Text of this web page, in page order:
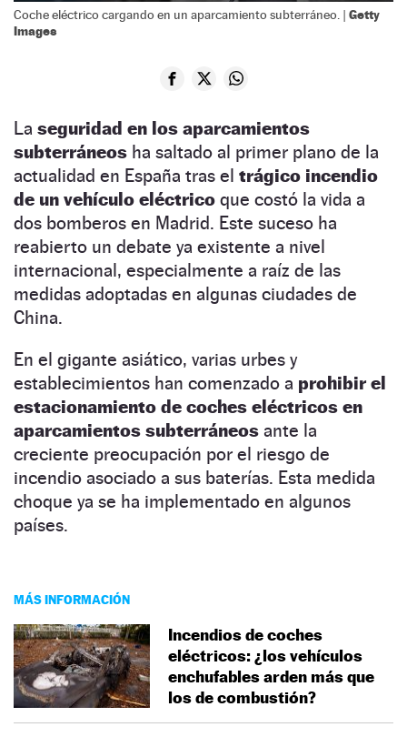
Coche eléctrico cargando en un aparcamiento subterráneo. | Getty
Images
La seguridad en los aparcamientos
subterráneos ha saltado al primer plano de la
actualidad en España tras el trágico incendio
de un vehículo eléctrico que costó la vida a
dos bomberos en Madrid. Este suceso ha
reabierto un debate ya existente a nivel
internacional, especialmente a raíz de las
medidas adoptadas en algunas ciudades de
China.
En el gigante asiático, varias urbes y
establecimientos han comenzado a prohibir el
estacionamiento de coches eléctricos en
aparcamientos subterráneos ante la
creciente preocupación por el riesgo de
incendio asociado a sus baterías. Esta medida
choque ya se ha implementado en algunos
países.
MÁS INFORMACIÓN
Incendios de coches
eléctricos: ¿los vehículos
enchufables arden más que
los de combustión?